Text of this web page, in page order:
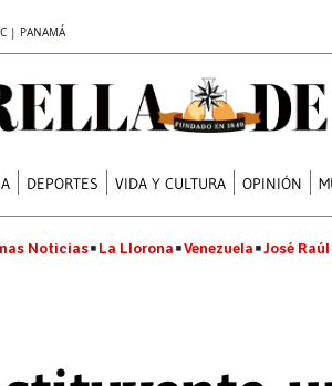
| PANAMÁ
DEPORTES VIDA Y CULTURA OPINIÓN
Noticias La Llorona Venezuela José